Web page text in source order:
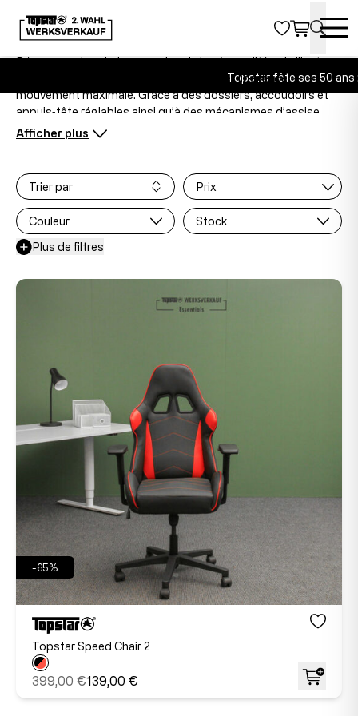
Topstar fête ses 50 ans :
GAMING
Découvrez des chaises gaming de haute qualité qui allient
confort ergonomique, design moderne et liberté de
mouvement maximale. Grâce à des dossiers, accoudoirs et
appuis‑tête réglables ainsi qu’à des mécanismes d’assise
dynamiques, nos chaises gaming offrent un maintien optimal
micromouvements actifs et prévient efficacement les
douleurs au dos et à la nuque. Des matériaux haut de gamme,
un look sportif inspiré du racing et une qualité durable font de
ces modèles le choix idéal pour les gamers ambitieux.
Dans notre magasin d’usine, vous profitez en plus d’offres
Trier par Prix
Couleur Stock
Plus de filtres
-65%
Topstar Speed Chair 2
399,00 €139,00 €